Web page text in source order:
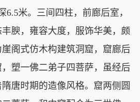
6.5米。三间四柱，前廊后室，
腴，雍容大度，服饰华美，颇
阁式仿木构建筑洞窟，窟廊后
塑一佛二弟子四菩萨，虽经后
唐时期的造像风格。窟两侧圆